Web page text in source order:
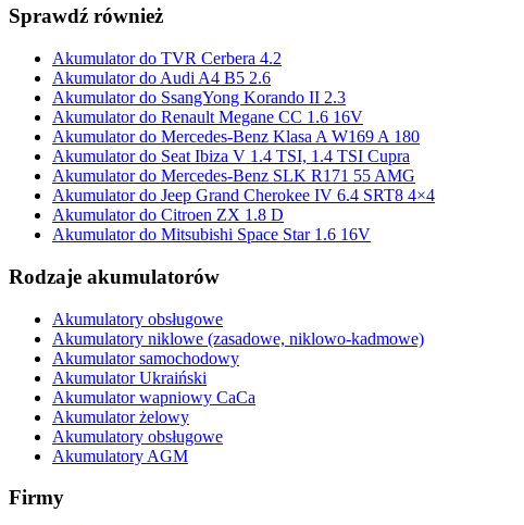
Sprawdź również
Akumulator do TVR Cerbera 4.2
Akumulator do Audi A4 B5 2.6
Akumulator do SsangYong Korando II 2.3
Akumulator do Renault Megane CC 1.6 16V
Akumulator do Mercedes-Benz Klasa A W169 A 180
Akumulator do Seat Ibiza V 1.4 TSI, 1.4 TSI Cupra
Akumulator do Mercedes-Benz SLK R171 55 AMG
Akumulator do Jeep Grand Cherokee IV 6.4 SRT8 4×4
Akumulator do Citroen ZX 1.8 D
Akumulator do Mitsubishi Space Star 1.6 16V
Rodzaje akumulatorów
Akumulatory obsługowe
Akumulatory niklowe (zasadowe, niklowo-kadmowe)
Akumulator samochodowy
Akumulator Ukraiński
Akumulator wapniowy CaCa
Akumulator żelowy
Akumulatory obsługowe
Akumulatory AGM
Firmy